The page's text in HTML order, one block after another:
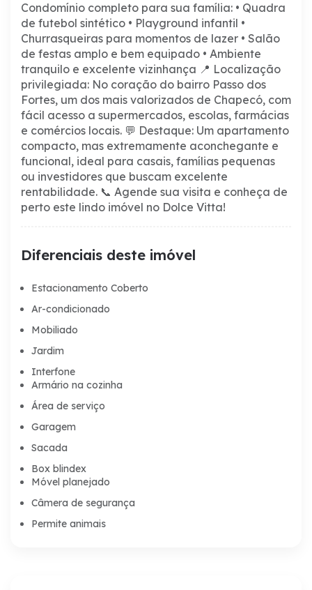
Condomínio completo para sua família: • Quadra
de futebol sintético • Playground infantil •
Churrasqueiras para momentos de lazer • Salão
de festas amplo e bem equipado • Ambiente
tranquilo e excelente vizinhança 📍 Localização
privilegiada: No coração do bairro Passo dos
Fortes, um dos mais valorizados de Chapecó, com
fácil acesso a supermercados, escolas, farmácias
e comércios locais. 💬 Destaque: Um apartamento
compacto, mas extremamente aconchegante e
funcional, ideal para casais, famílias pequenas
ou investidores que buscam excelente
rentabilidade. 📞 Agende sua visita e conheça de
perto este lindo imóvel no Dolce Vitta!
Diferenciais deste imóvel
Estacionamento Coberto
Ar-condicionado
Mobiliado
Jardim
Interfone
Armário na cozinha
Área de serviço
Garagem
Sacada
Box blindex
Móvel planejado
Câmera de segurança
Permite animais